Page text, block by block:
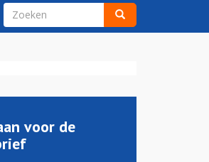
ZOEKVELD
voor de